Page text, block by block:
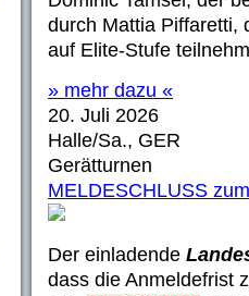
durch Mattia Piffaretti,
auf Elite-Stufe
» mehr dazu «
20. Juli 2026
Halle/Sa., GER
Gerätturnen
MELDESCHLUSS
Der einladende
dass die Anmeldefrist